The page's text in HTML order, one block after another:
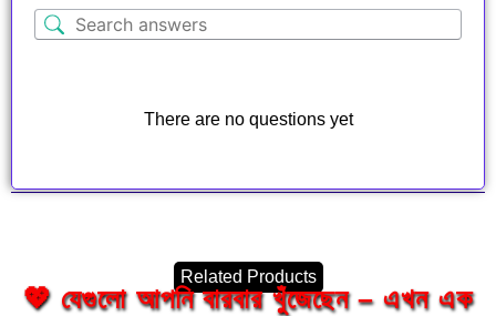
There are no questions yet
Related Products
💖 যেগুলো আপনি বারবার খুঁজেছেন – এখন এক